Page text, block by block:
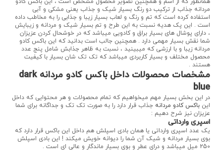
مردانه جذاب از ترکیب دو رنگ بسیار شیک و جذاب یعنی مشکی و آبی
استفاده کرده است که تم و رنگ و لعاب بسیار زیبا و جذابی را به مخاطب داده
است . این پک هدیه نسبت به این طرح و تم بسیار شیک و مردانه و زیبایش
، دارای پوشال های بسیار براق و کادویی میباشد که در خوشحال کردن عزیزان
شما نقش بسیار مهمی دارد . همچنین جالب است بدانید که این باکس کادو
مردانه زیبا و با ارزشی که میبینید ، نسبت به ظاهر جذابش شامل پنج عدد
محصول مختلف و بسیار کاربردی میباشد که تک تک شان بسیار با کیفیت
هستند .
مشخصات محصولات داخل باکس کادو مردانه dark
blue
در این بخش بسیار مهم میخواهیم که تمام محصولات و هر محتوایی که داخل
این باکس کادو مردانه جذاب قرار دارد را به صورت تک تک و جداگانه برای شما
عزیزان نیز شرح دهیم :
اسپری وارداتی
یک عدد اسپری وارداتی یا همان بادی اسپلش هم داخل این باکس قرار دارد که
بوی بسیار مردانه و شیک آن شما را دیوانه خویش میکند ! این بادی اسپلش
250 میل میباشد و درای عطر و بوی بسیار ماندگار و عالی ای است .